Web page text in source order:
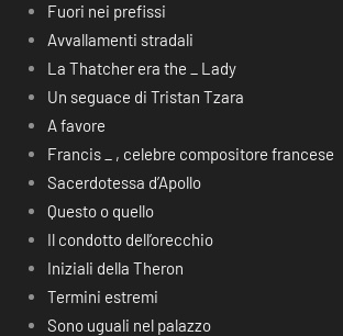
Fuori nei prefissi
Avvallamenti stradali
La Thatcher era the _ Lady
Un seguace di Tristan Tzara
A favore
Francis _ , celebre compositore francese
Sacerdotessa d’Apollo
Questo o quello
Il condotto dell’orecchio
Iniziali della Theron
Termini estremi
Sono uguali nel palazzo